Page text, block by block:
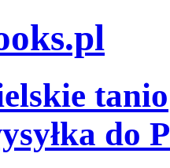
tanio
do